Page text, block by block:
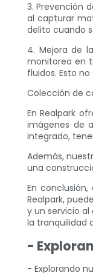
3. Prevención
al capturar
delito cuando
4. Mejora de
monitoreo en
fluidos. Esto
Colección de
En Realpark
imágenes de
integrado,
Además,
una
En
Realpark,
y un servicio
la tranquilidad
-
- Explorando